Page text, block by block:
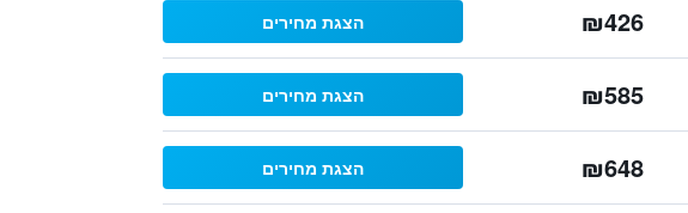
₪426 הצגת מחירים
₪585 הצגת מחירים
₪648 הצגת מחירים